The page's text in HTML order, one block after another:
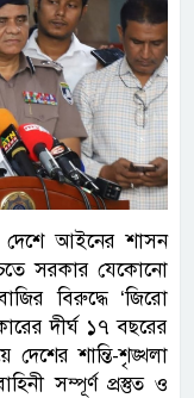
দেশে আইনের শাসন
সরকার যেকোনো
বিরুদ্ধে ‘জিরো
দীর্ঘ ১৭ বছরের
দেশের শান্তি-শৃঙ্খলা
সম্পূর্ণ প্রস্তুত ও